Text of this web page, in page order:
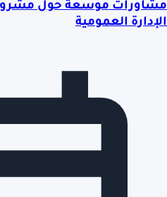
مشاورات موسعة حول مشروع
الإدارة العمومية